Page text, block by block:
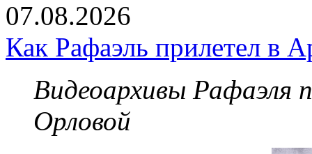
07.08.2026
Как Рафаэль прилетел в
Видеоархивы Рафаэля
Орловой